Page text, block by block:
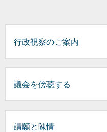
行政視察のご案内
議会を傍聴する
請願と陳情